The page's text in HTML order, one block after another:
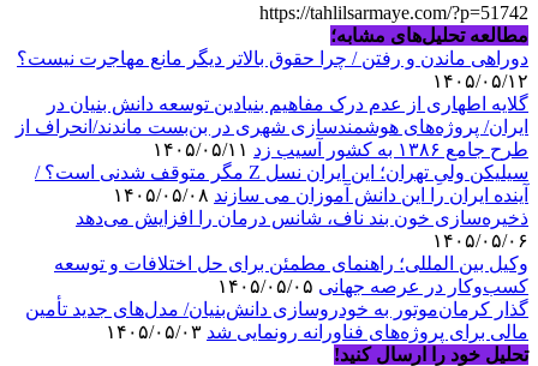
https://tahlilsarmaye.com/?p=51742
مطالعه تحلیل‌های مشابه؛
دوراهی ماندن و رفتن / چرا حقوق بالاتر دیگر مانع مهاجرت نیست؟
۱۴۰۵/۰۵/۱۲
گلایه اطهاری از عدم درک مفاهیم بنیادین توسعه دانش بنیان در
ایران/ پروژه‌های هوشمندسازی شهری در بن‌بست ماندند/انحراف از
طرح جامع ۱۳۸۶ به کشور آسیب زد
سیلیکن ولیِ تهران؛ این ایران نسل Z مگر متوقف شدنی است؟ /
آینده ایران را این دانش آموزان می سازند
ذخیره‌سازی خون بند ناف، شانس درمان را افزایش می‌دهد
۱۴۰۵/۰۵/۰۶
وکیل بین المللی؛ راهنمای مطمئن برای حل اختلافات و توسعه
کسب‌وکار در عرصه جهانی
گذار کرمان‌موتور به خودروسازی دانش‌بنیان/ مدل‌های جدید تأمین
مالی برای پروژه‌های فناورانه رونمایی شد
تحلیل خود را ارسال کنید!